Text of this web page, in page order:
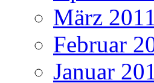
März 2011
Februar
Januar